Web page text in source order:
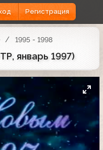
Регистрация
1995 - 1998
январь 1997)